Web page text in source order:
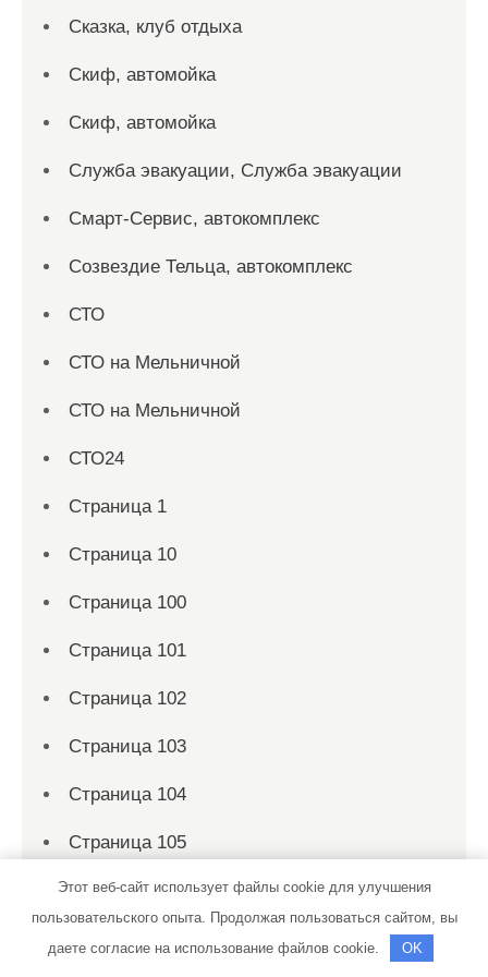
Сказка, клуб отдыха
Скиф, автомойка
Скиф, автомойка
Служба эвакуации, Служба эвакуации
Смарт-Сервис, автокомплекс
Созвездие Тельца, автокомплекс
СТО
СТО на Мельничной
СТО на Мельничной
СТО24
Страница 1
Страница 10
Страница 100
Страница 101
Страница 102
Страница 103
Страница 104
Страница 105
Страница 106
Этот веб-сайт использует файлы cookie для улучшения
пользовательского опыта. Продолжая пользоваться сайтом, вы
даете согласие на использование файлов cookie.
OK